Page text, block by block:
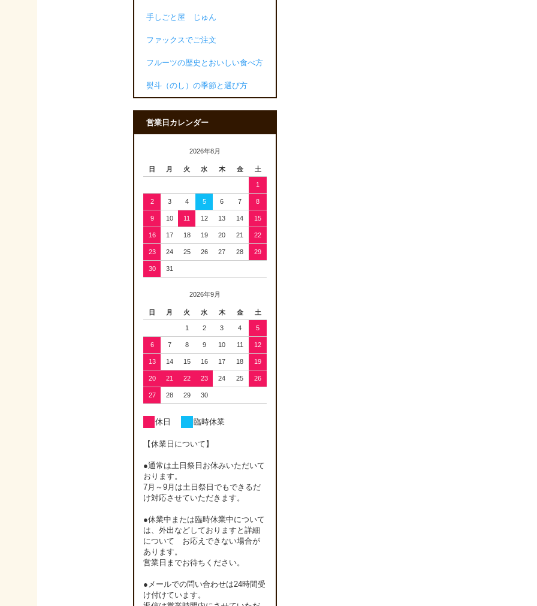
手しごと屋 じゅん
ファックスでご注文
フルーツの歴史とおいしい食べ方
熨斗（のし）の季節と選び方
営業日カレンダー
2026年8月
日 月 火 水 木 金 土
1
2 3 4 5 6 7 8
9 10 11 12 13 14 15
16 17 18 19 20 21 22
23 24 25 26 27 28 29
30 31
2026年9月
日 月 火 水 木 金 土
1 2 3 4 5
6 7 8 9 10 11 12
13 14 15 16 17 18 19
20 21 22 23 24 25 26
27 28 29 30
休日 臨時休業
【休業日について】
●通常は土日祭日お休みいただいて
おります。
7月～9月は土日祭日でもできるだ
け対応させていただきます。
●休業中または臨時休業中について
は、外出などしておりますと詳細
について お応えできない場合が
あります。
営業日までお待ちください。
●メールでの問い合わせは24時間受
け付けています。